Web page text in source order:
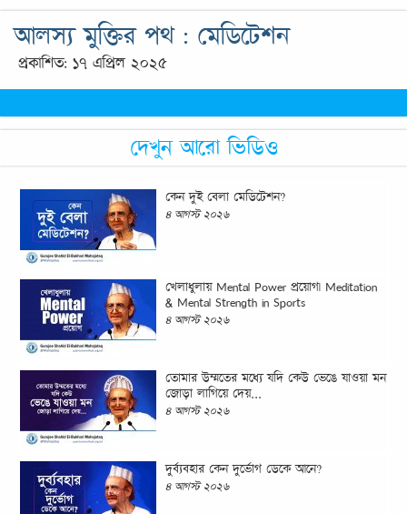
আলস্য মুক্তির পথ : মেডিটেশন
প্রকাশিত: ১৭ এপ্রিল ২০২৫
দেখুন আরো ভিডিও
কেন দুই বেলা মেডিটেশন?
৪ আগস্ট ২০২৬
খেলাধুলায় Mental Power প্রয়োগ| Meditation
& Mental Strength in Sports
৪ আগস্ট ২০২৬
তোমার উম্মতের মধ্যে যদি কেউ ভেঙে যাওয়া মন
জোড়া লাগিয়ে দেয়...
৪ আগস্ট ২০২৬
দুর্ব্যবহার কেন দুর্ভোগ ডেকে আনে?
৪ আগস্ট ২০২৬